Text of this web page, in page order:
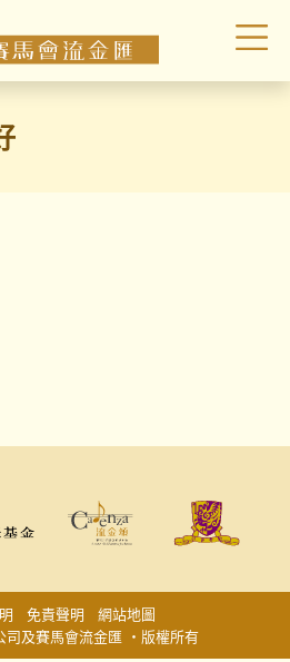
司及賽馬會流金匯 ‧版權所有
免責聲明 網站地圖